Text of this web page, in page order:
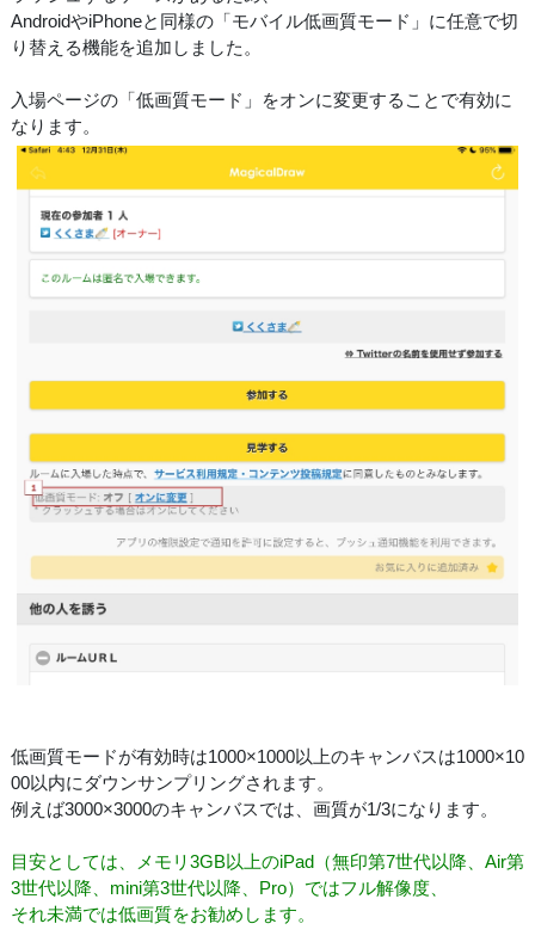
AndroidやiPhoneと同様の「モバイル低画質モード」に任意で切
り替える機能を追加しました。
入場ページの「低画質モード」をオンに変更することで有効に
なります。
低画質モードが有効時は1000×1000以上のキャンバスは1000×10
00以内にダウンサンプリングされます。
例えば3000×3000のキャンバスでは、画質が1/3になります。
目安としては、メモリ3GB以上のiPad（無印第7世代以降、Air第
3世代以降、mini第3世代以降、Pro）ではフル解像度、
それ未満では低画質をお勧めします。